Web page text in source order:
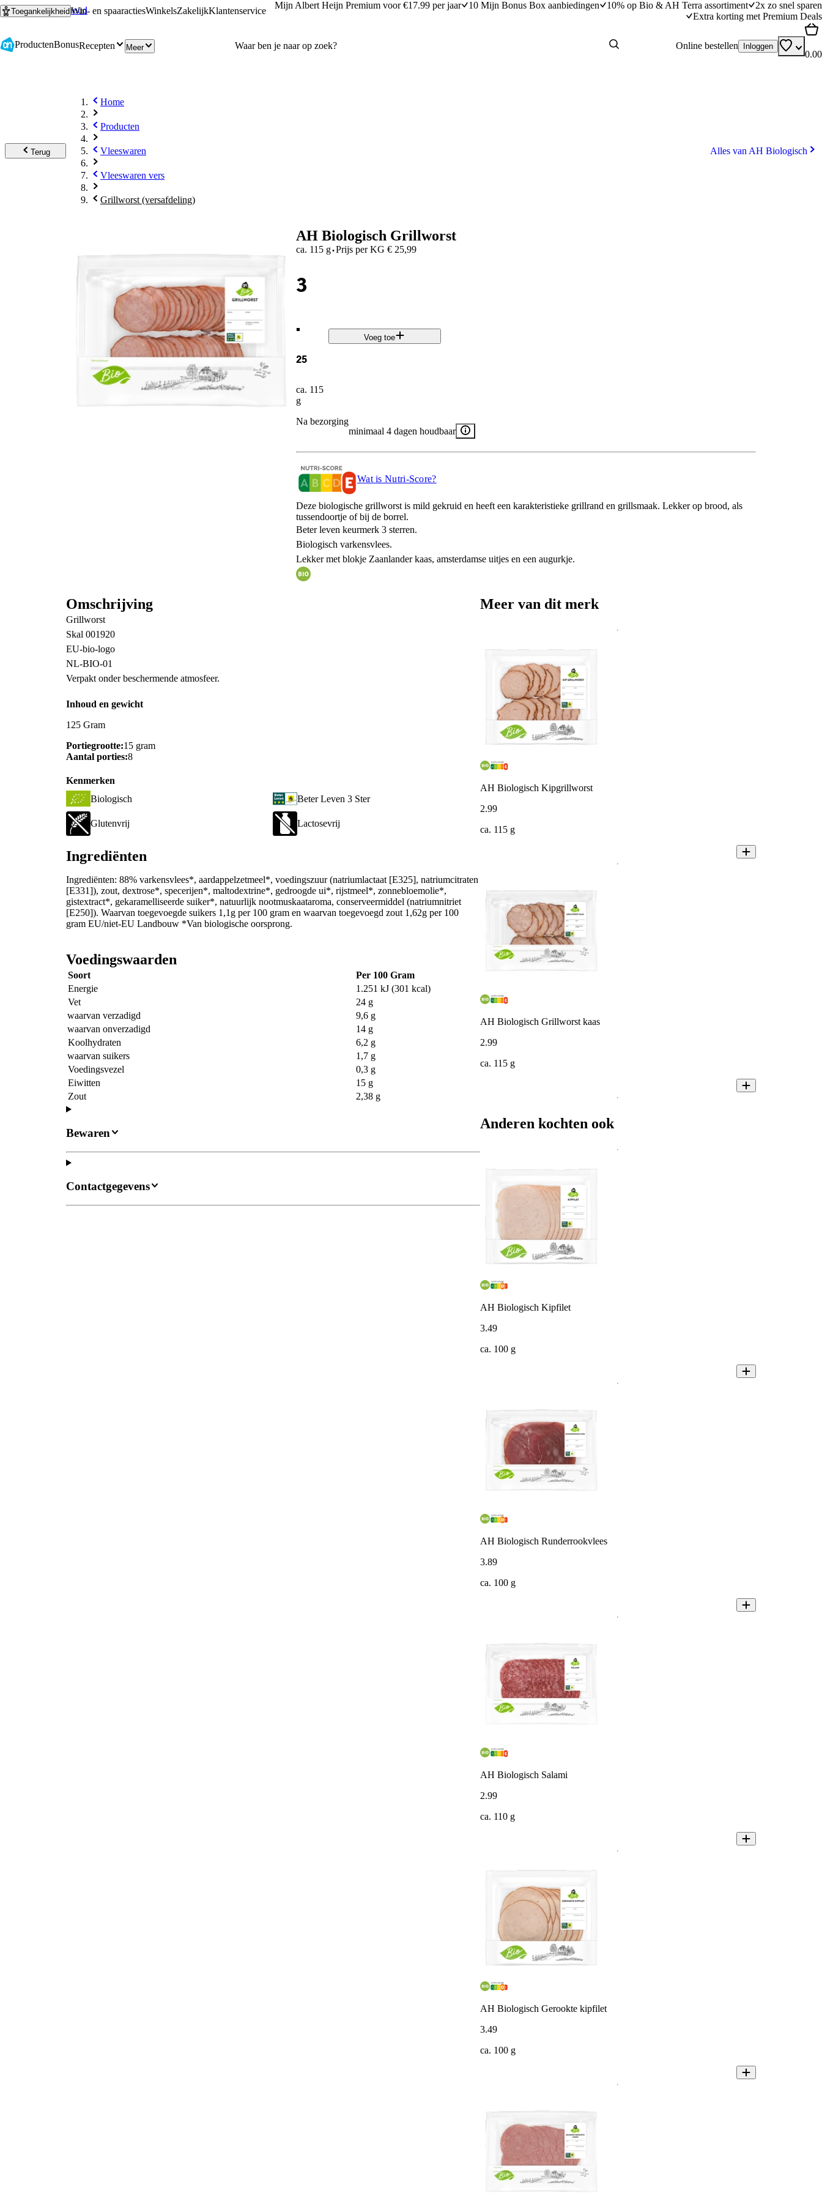
Ga naar hoofdinhoud
Ga naar zoeken
ToegankelijkheidWin- en spaaractiesWinkelsZakelijkKlantenservice
Mijn Albert Heijn Premium voor €17.99 per jaar 10 Mijn Bonus Box aanbiedingen 10% op Bio & AH Terra assortiment
2x zo snel sparen
Extra korting met Premium Deals
ProductenBonusRecepten Meer Online bestellen Inloggen
0.00
Terug
Home
Producten
Vleeswaren
Vleeswaren vers
Grillworst (versafdeling)
Alles van AH Biologisch
AH Biologisch Grillworst
ca. 115 g·Prijs per KG € 25,99
3
.
25
ca. 115
g
Voeg toe
Na bezorging
minimaal 4 dagen houdbaar
Wat is Nutri-Score?
Deze biologische grillworst is mild gekruid en heeft een karakteristieke grillrand en grillsmaak. Lekker op brood, als
tussendoortje of bij de borrel.
Beter leven keurmerk 3 sterren.
Biologisch varkensvlees.
Lekker met blokje Zaanlander kaas, amsterdamse uitjes en een augurkje.
Omschrijving
Grillworst
Skal 001920
EU-bio-logo
NL-BIO-01
Verpakt onder beschermende atmosfeer.
Inhoud en gewicht
125 Gram
Portiegrootte:15 gram
Aantal porties:8
Kenmerken
Biologisch
Beter Leven 3 Ster
Glutenvrij Lactosevrij
Ingrediënten
Ingrediënten: 88% varkensvlees*, aardappelzetmeel*, voedingszuur (natriumlactaat [E325], natriumcitraten
[E331]), zout, dextrose*, specerijen*, maltodextrine*, gedroogde ui*, rijstmeel*, zonnebloemolie*,
gistextract*, gekaramelliseerde suiker*, natuurlijk nootmuskaataroma, conserveermiddel (natriumnitriet
[E250]). Waarvan toegevoegde suikers 1,1g per 100 gram en waarvan toegevoegd zout 1,62g per 100
gram EU/niet-EU Landbouw *Van biologische oorsprong.
Voedingswaarden
Soort
Per 100 Gram
Energie
1.251 kJ (301 kcal)
Vet
24 g
waarvan verzadigd
9,6 g
waarvan onverzadigd
14 g
Koolhydraten
6,2 g
waarvan suikers
1,7 g
Voedingsvezel
0,3 g
Eiwitten
15 g
Zout
2,38 g
Bewaren
Contactgegevens
Meer van dit merk
AH Biologisch Kipgrillworst
2.99
ca. 115 g
AH Biologisch Grillworst kaas
2.99
ca. 115 g
Anderen kochten ook
AH Biologisch Kipfilet
3.49
ca. 100 g
AH Biologisch Runderrookvlees
3.89
ca. 100 g
AH Biologisch Salami
2.99
ca. 110 g
AH Biologisch Gerookte kipfilet
3.49
ca. 100 g